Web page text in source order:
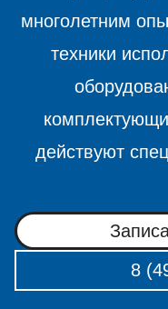
многолетним
техники
действуют
8